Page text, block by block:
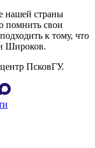
нашей страны
помнить свои
к тому, что
Широков.
ПсковГУ.